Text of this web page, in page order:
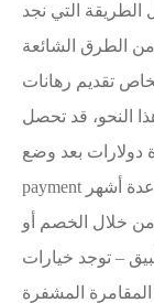
الطريقة التي نجد
الطرق الشائعة
تقديم رهانات
النحو، قد تحصل
payment
من خلال الخصم أو
– توجد خيارات
المشفرة